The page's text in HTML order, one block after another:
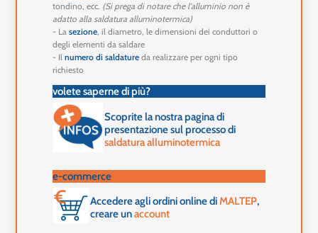
tondino, ecc. (Si prega di notare che l'alluminio non è
adatto alla saldatura alluminotermica)
- Lasezione, il diametro, le dimensioni dei conduttori o
degli elementi da saldare
- Ilnumero di saldature da realizzare per ogni tipo
richiesto
volete saperne di più?
Scoprite la nostra pagina di
presentazione sul processo di
saldatura alluminotermica
e-commerce
Accedere agli ordini online diMALTEP,
creare unaccount